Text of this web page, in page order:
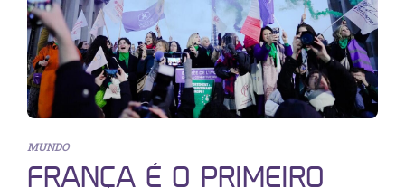
MUNDO
FRANÇA É O PRIMEIRO